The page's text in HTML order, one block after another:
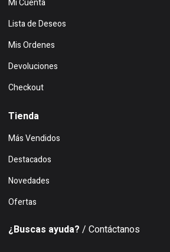
Mi Cuenta
Lista de Deseos
Mis Ordenes
Devoluciones
Checkout
Tienda
Más Vendidos
Destacados
Novedades
Ofertas
¿Buscas ayuda? / Contáctanos